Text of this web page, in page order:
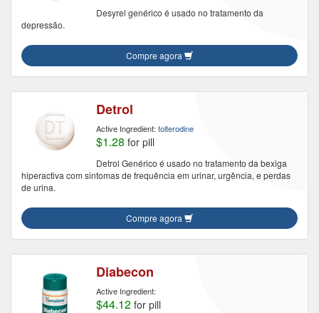
Desyrel genérico é usado no tratamento da
depressão.
Compre agora
Detrol
Active Ingredient: tolterodine
$1.28 for pill
Detrol Genérico é usado no tratamento da bexiga
hiperactiva com sintomas de frequência em urinar, urgência, e perdas
de urina.
Compre agora
Diabecon
Active Ingredient:
$44.12 for pill